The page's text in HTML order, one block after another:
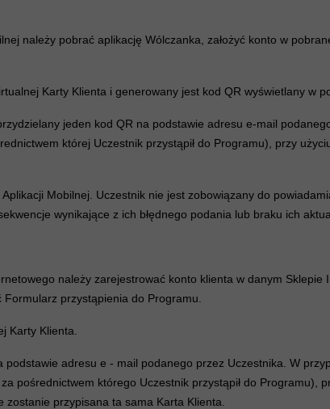
należy pobrać aplikację Wólczanka, założyć konto w
Karty Klienta i generowany jest kod QR wyświetlany w
jeden kod QR na podstawie adresu e-mail
której Uczestnik przystąpił do Programu), przy
Mobilnej. Uczestnik nie jest zobowiązany do
wynikające z ich błędnego podania lub braku ich
należy zarejestrować konto klienta w danym
Formularz przystąpienia do Programu.
Karty Klienta.
adresu e - mail podanego przez Uczestnika. W
pośrednictwem którego Uczestnik przystąpił do
przypisana ta sama Karta Klienta.